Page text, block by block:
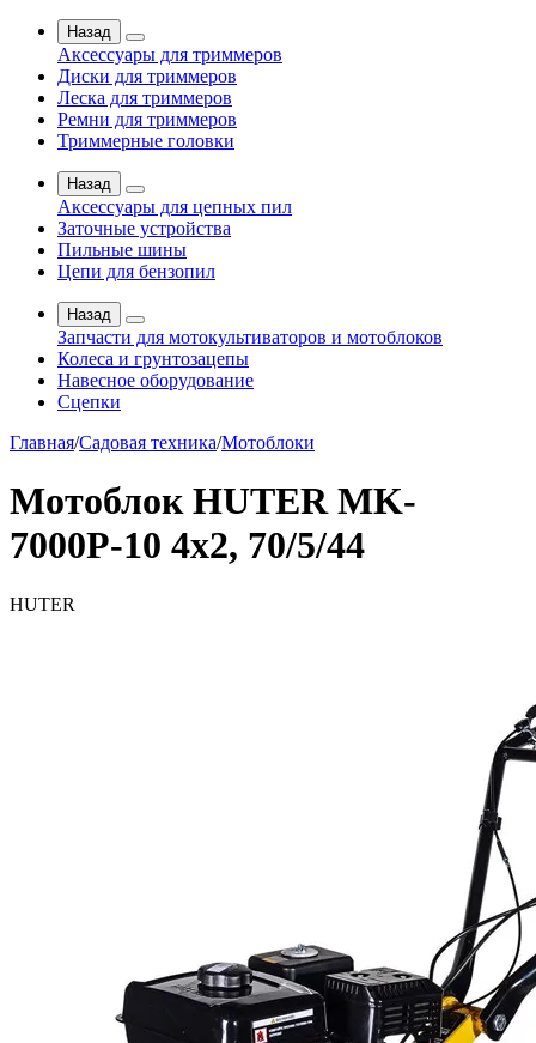
Назад
Аксессуары для триммеров
Диски для триммеров
Леска для триммеров
Ремни для триммеров
Триммерные головки
Назад
Аксессуары для цепных пил
Заточные устройства
Пильные шины
Цепи для бензопил
Назад
Запчасти для мотокультиваторов и мотоблоков
Колеса и грунтозацепы
Навесное оборудование
Сцепки
Главная/Садовая техника/Мотоблоки
Мотоблок HUTER MK-
7000P-10 4x2, 70/5/44
HUTER